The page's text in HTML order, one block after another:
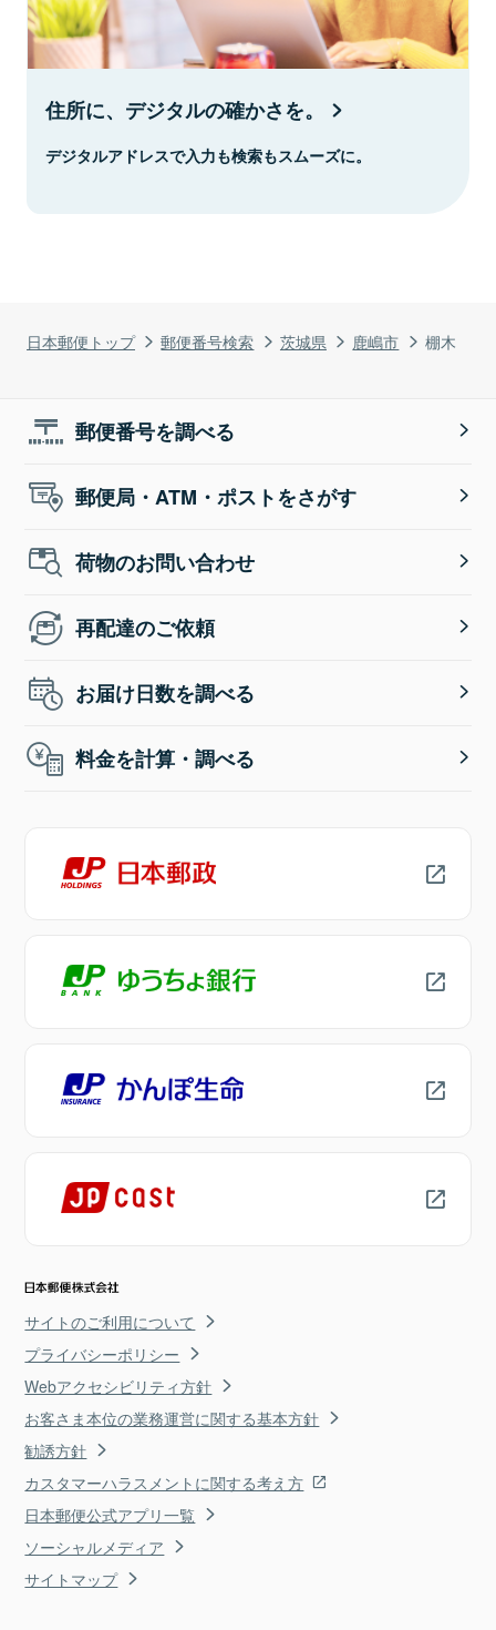
日本郵便トップ 郵便番号検索 茨城県 鹿嶋市 棚木
住所に、デジタルの確かさを。
デジタルアドレスで入力も検索もスムーズに。
郵便番号を調べる
郵便局・ATM・ポストをさがす
荷物のお問い合わせ
再配達のご依頼
お届け日数を調べる
料金を計算・調べる
サイトのご利用について
プライバシーポリシー
Webアクセシビリティ方針
お客さま本位の業務運営に関する基本方針
勧誘方針
カスタマーハラスメントに関する考え方
日本郵便公式アプリ一覧
ソーシャルメディア
サイトマップ